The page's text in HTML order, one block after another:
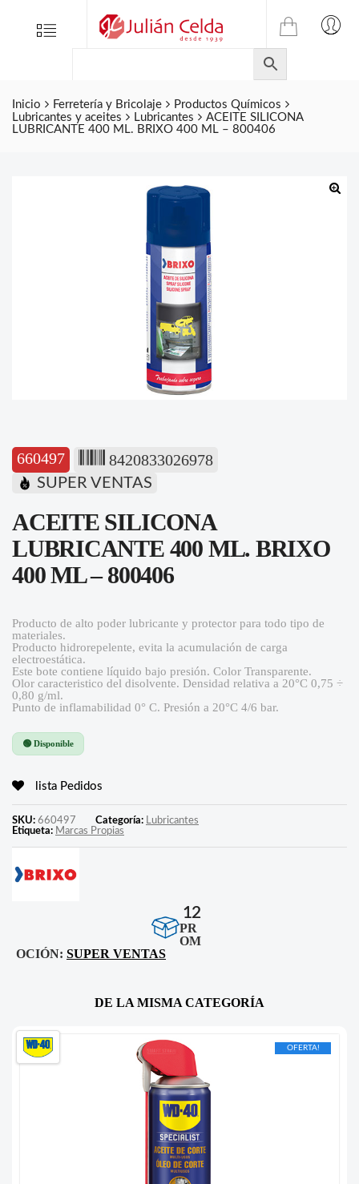
Menu
TIENDA
ONLINE
DE
JULIAN
CELDA
S.L.
Inicio Ferretería y Bricolaje
Productos Químicos
Lubricantes y aceites
Lubricantes
ACEITE SILICONA
LUBRICANTE 400 ML. BRIXO 400 ML – 800406
660497 8420833026978
SUPER VENTAS
ACEITE SILICONA
LUBRICANTE 400 ML. BRIXO
400 ML – 800406
Producto de alto poder lubricante y protector para todo tipo de
materiales.
Producto hidrorepelente, evita la acumulación de carga
electroestática.
Este bote contiene líquido bajo presión. Color Transparente.
Olor caracteristico del disolvente. Densidad relativa a 20°C 0,75 ÷
0,80 g/ml.
Punto de inflamabilidad 0° C. Presión a 20°C 4/6 bar.
🟢 Disponible
lista Pedidos
SKU: 660497 Categoría:
Lubricantes
Etiqueta: Marcas Propias
12
PR
OM
OCIÓN: SUPER VENTAS
DE LA MISMA CATEGORÍA
OFERTA!
Folletos
Contacto